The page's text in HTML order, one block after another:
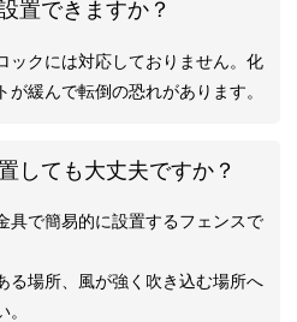
置できますか？
ックには対応しておりません。化
緩んで転倒の恐れがあります。
しても大丈夫ですか？
具で簡易的に設置するフェンスで
る場所、風が強く吹き込む場所へ